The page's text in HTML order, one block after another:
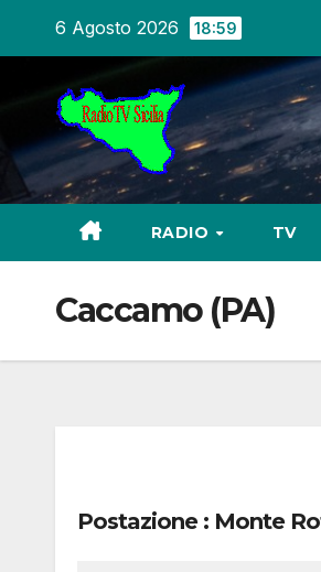
6 Agosto 2026 18:59
RADIO TV
Caccamo (PA)
Postazione : Monte